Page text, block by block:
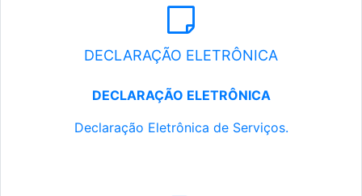
DECLARAÇÃO ELETRÔNICA
DECLARAÇÃO ELETRÔNICA
Declaração Eletrônica de Serviços.